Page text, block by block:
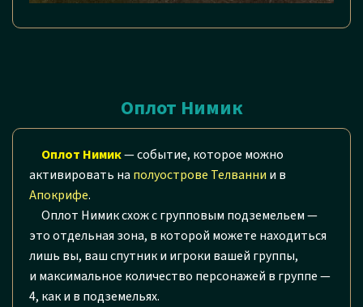
Оплот Нимик
Оплот Нимик— событие, которое можно
активировать на полуострове Телванни и в
Апокрифе.
Оплот Нимик схож с групповым подземельем —
это отдельная зона, в которой можете находиться
лишь вы, ваш спутник и игроки вашей группы,
и максимальное количество персонажей в группе —
4, как и в подземельях.